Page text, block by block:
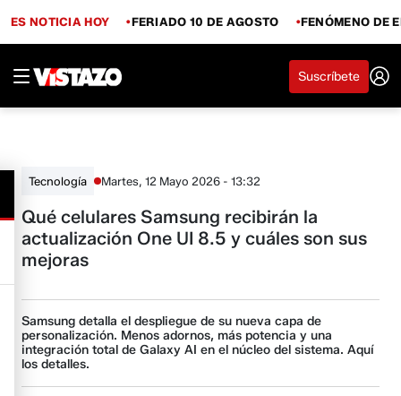
ES NOTICIA HOY FERIADO 10 DE AGOSTO FENÓMENO DE
Suscríbete
Tecnología Martes, 12 Mayo 2026 - 13:32
Qué celulares Samsung recibirán la
actualización One UI 8.5 y cuáles son sus
mejoras
Samsung detalla el despliegue de su nueva capa de
personalización. Menos adornos, más potencia y una
integración total de Galaxy AI en el núcleo del sistema. Aquí
los detalles.